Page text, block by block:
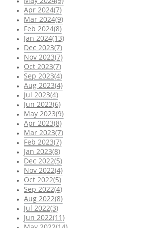
Apr 2024(7)
Mar 2024(9)
Feb 2024(8)
Jan 2024(13)
Dec 2023(7)
Nov 2023(7)
Oct 2023(7)
Sep 2023(4)
Aug 2023(4)
Jul 2023(4)
Jun 2023(6)
May 2023(9)
Apr 2023(8)
Mar 2023(7)
Feb 2023(7)
Jan 2023(8)
Dec 2022(5)
Nov 2022(4)
Oct 2022(5)
Sep 2022(4)
Aug 2022(8)
Jul 2022(3)
Jun 2022(11)